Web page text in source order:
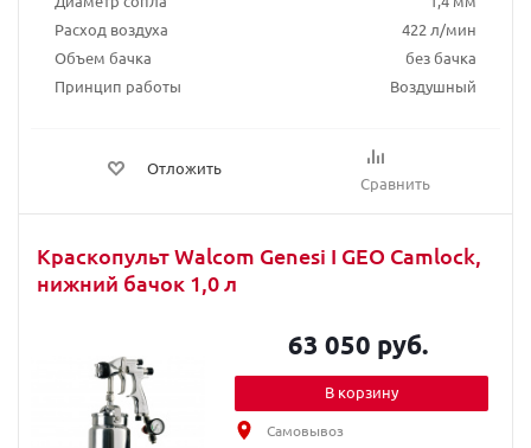
Расход воздуха
422 л/мин
Объем бачка
без бачка
Принцип работы
Воздушный
Отложить
Сравнить
Краскопульт Walcom Genesi I GEO Camlock,
нижний бачок 1,0 л
63 050 руб.
В корзину
Самовывоз